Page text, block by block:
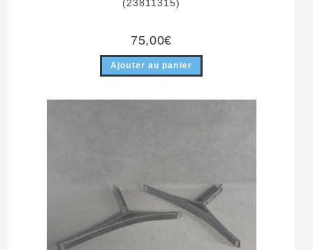
(23811315)
75,00€
Ajouter au panier